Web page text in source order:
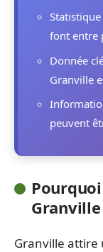
font entre
Donnée
Granville
peuvent
Granville
Granville attire